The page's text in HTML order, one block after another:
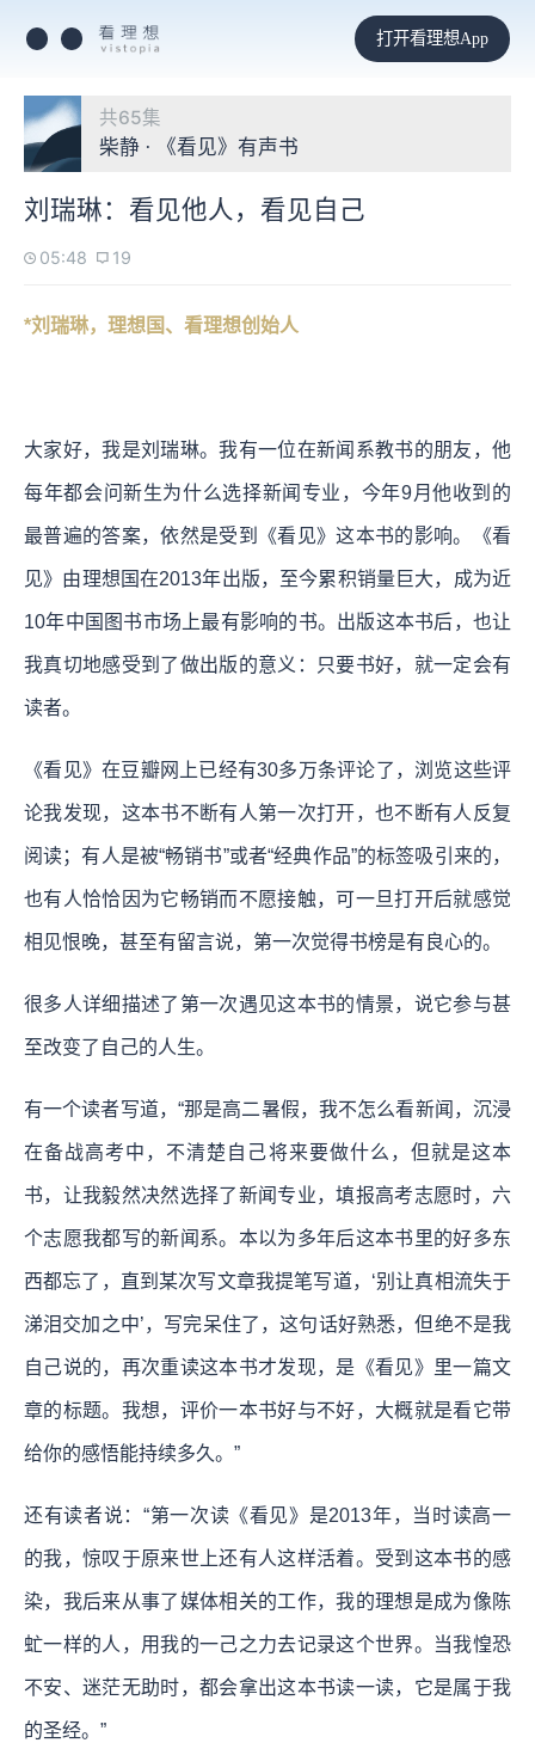
打开看理想App
共65集
柴静 · 《看见》有声书
刘瑞琳：看见他人，看见自己
05:48 19
*刘瑞琳，理想国、看理想创始人
大家好，我是刘瑞琳。我有一位在新闻系教书的朋友，他
每年都会问新生为什么选择新闻专业，今年9月他收到的
最普遍的答案，依然是受到《看见》这本书的影响。《看
见》由理想国在2013年出版，至今累积销量巨大，成为近
10年中国图书市场上最有影响的书。出版这本书后，也让
我真切地感受到了做出版的意义：只要书好，就一定会有
读者。
《看见》在豆瓣网上已经有30多万条评论了，浏览这些评
论我发现，这本书不断有人第一次打开，也不断有人反复
阅读；有人是被“畅销书”或者“经典作品”的标签吸引来的，
也有人恰恰因为它畅销而不愿接触，可一旦打开后就感觉
相见恨晚，甚至有留言说，第一次觉得书榜是有良心的。
很多人详细描述了第一次遇见这本书的情景，说它参与甚
至改变了自己的人生。
有一个读者写道，“那是高二暑假，我不怎么看新闻，沉浸
在备战高考中，不清楚自己将来要做什么，但就是这本
书，让我毅然决然选择了新闻专业，填报高考志愿时，六
个志愿我都写的新闻系。本以为多年后这本书里的好多东
西都忘了，直到某次写文章我提笔写道，‘别让真相流失于
涕泪交加之中’，写完呆住了，这句话好熟悉，但绝不是我
自己说的，再次重读这本书才发现，是《看见》里一篇文
章的标题。我想，评价一本书好与不好，大概就是看它带
给你的感悟能持续多久。”
还有读者说：“第一次读《看见》是2013年，当时读高一
的我，惊叹于原来世上还有人这样活着。受到这本书的感
染，我后来从事了媒体相关的工作，我的理想是成为像陈
虻一样的人，用我的一己之力去记录这个世界。当我惶恐
不安、迷茫无助时，都会拿出这本书读一读，它是属于我
的圣经。”